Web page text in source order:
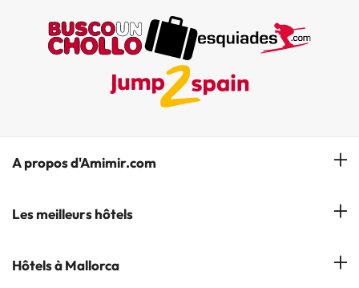
A propos d'Amimir.com
Notre équipe
S'abonner à notre bulletin d'information
Les meilleurs hôtels
Hôtels à Salou
Hôtels à Mallorca